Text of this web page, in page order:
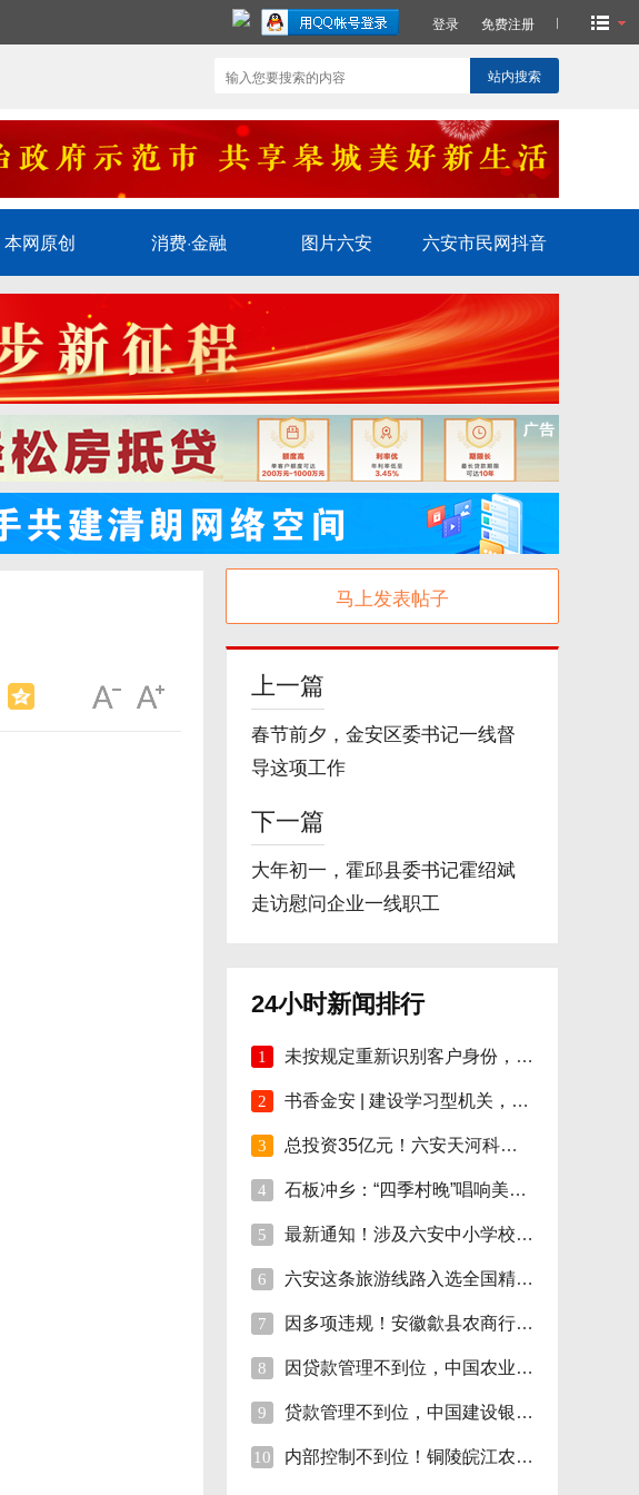
登录 免费注册
站内搜索
本网原创 消费·金融 图片六安 六安市民网抖音
马上发表帖子
上一篇
春节前夕，金安区委书记一线督
导这项工作
下一篇
大年初一，霍邱县委书记霍绍斌
走访慰问企业一线职工
24小时新闻排行
1 未按规定重新识别客户身份，安徽明光农商行
2 书香金安 | 建设学习型机关，孙岗这样做！
3 总投资35亿元！六安天河科技学院项目开工！
4 石板冲乡：“四季村晚”唱响美好新生活
5 最新通知！涉及六安中小学校伙食费
6 六安这条旅游线路入选全国精品!
7 因多项违规！安徽歙县农商行合计被罚110万
8 因贷款管理不到位，中国农业银行砀山支行被
9 贷款管理不到位，中国建设银行股份砀山支行
10 内部控制不到位！铜陵皖江农村商行被罚35万